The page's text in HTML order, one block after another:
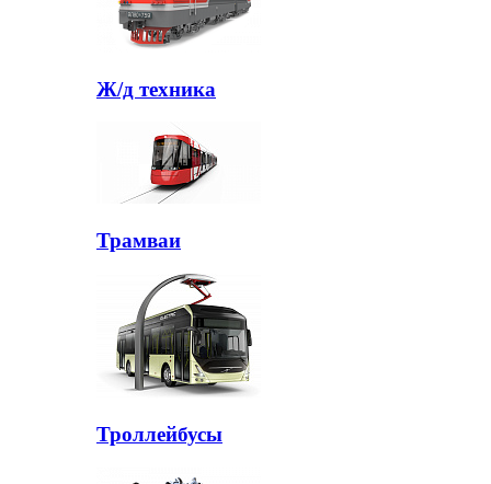
Ж/д техника
Трамваи
Троллейбусы